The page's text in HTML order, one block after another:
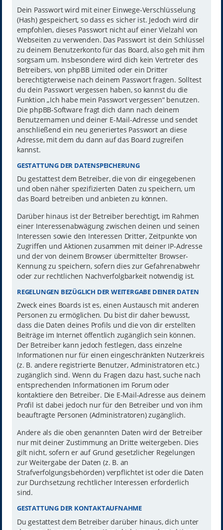
Dein Passwort wird mit einer Einwege-Verschlüsselung
(Hash) gespeichert, so dass es sicher ist. Jedoch wird dir
empfohlen, dieses Passwort nicht auf einer Vielzahl von
Webseiten zu verwenden. Das Passwort ist dein Schlüssel
zu deinem Benutzerkonto für das Board, also geh mit ihm
sorgsam um. Insbesondere wird dich kein Vertreter des
Betreibers, von phpBB Limited oder ein Dritter
berechtigterweise nach deinem Passwort fragen. Solltest
du dein Passwort vergessen haben, so kannst du die
Funktion „Ich habe mein Passwort vergessen“ benutzen.
Die phpBB-Software fragt dich dann nach deinem
Benutzernamen und deiner E-Mail-Adresse und sendet
anschließend ein neu generiertes Passwort an diese
Adresse, mit dem du dann auf das Board zugreifen
kannst.
GESTATTUNG DER DATENSPEICHERUNG
Du gestattest dem Betreiber, die von dir eingegebenen
und oben näher spezifizierten Daten zu speichern, um
das Board betreiben und anbieten zu können.
Darüber hinaus ist der Betreiber berechtigt, im Rahmen
einer Interessenabwägung zwischen deinen und seinen
Interessen sowie den Interessen Dritter, Zeitpunkte von
Zugriffen und Aktionen zusammen mit deiner IP-Adresse
und der von deinem Browser übermittelter Browser-
Kennung zu speichern, sofern dies zur Gefahrenabwehr
oder zur rechtlichen Nachverfolgbarkeit notwendig ist.
REGELUNGEN BEZÜGLICH DER WEITERGABE DEINER DATEN
Zweck eines Boards ist es, einen Austausch mit anderen
Personen zu ermöglichen. Du bist dir daher bewusst,
dass die Daten deines Profils und die von dir erstellten
Beiträge im Internet öffentlich zugänglich sein können.
Der Betreiber kann jedoch festlegen, dass einzelne
Informationen nur für einen eingeschränkten Nutzerkreis
(z. B. andere registrierte Benutzer, Administratoren etc.)
zugänglich sind. Wenn du Fragen dazu hast, suche nach
entsprechenden Informationen im Forum oder
kontaktiere den Betreiber. Die E-Mail-Adresse aus deinem
Profil ist dabei jedoch nur für den Betreiber und von ihm
beauftragte Personen (Administratoren) zugänglich.
Andere als die oben genannten Daten wird der Betreiber
nur mit deiner Zustimmung an Dritte weitergeben. Dies
gilt nicht, sofern er auf Grund gesetzlicher Regelungen
zur Weitergabe der Daten (z. B. an
Strafverfolgungsbehörden) verpflichtet ist oder die Daten
zur Durchsetzung rechtlicher Interessen erforderlich
sind.
GESTATTUNG DER KONTAKTAUFNAHME
Du gestattest dem Betreiber darüber hinaus, dich unter